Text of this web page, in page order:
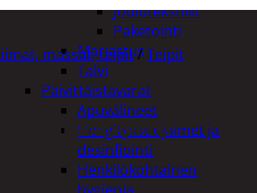
Joulutekstiilit
Paketointi
Marjastus
Talvi
Päivittäistavarat
Apuvälineet
Hengityssuojaimet ja
desinfiointi
Henkilökohtainen
massat, teipit/Teipit
100M MAAKAAPELI